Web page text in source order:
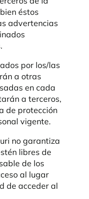
éstos
advertencias
por los/las
a otras
en cada
a terceros,
de protección
vigente.
no garantiza
libres de
de los
al lugar
de acceder al